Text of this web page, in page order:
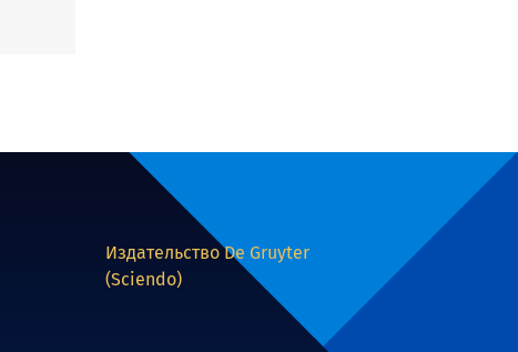
Издательство De Gruyter
(Sciendo)